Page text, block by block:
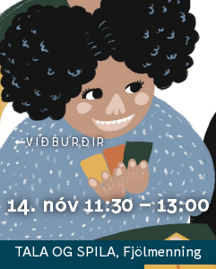
VIÐBURÐIR
14. nóv 11:30 – 13:00
TALA OG SPILA Fjölmenning